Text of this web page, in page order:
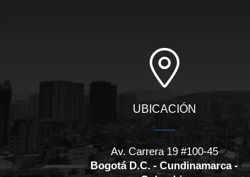
UBICACIÓN
Av. Carrera 19 #100-45
Bogotá D.C. - Cundinamarca -